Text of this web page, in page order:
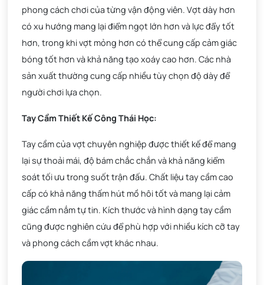
phong cách chơi của từng vận động viên. Vợt dày hơn
có xu hướng mang lại điểm ngọt lớn hơn và lực đẩy tốt
hơn, trong khi vợt mỏng hơn có thể cung cấp cảm giác
bóng tốt hơn và khả năng tạo xoáy cao hơn. Các nhà
sản xuất thường cung cấp nhiều tùy chọn độ dày để
người chơi lựa chọn.
Tay Cầm Thiết Kế Công Thái Học:
Tay cầm của vợt chuyên nghiệp được thiết kế để mang
lại sự thoải mái, độ bám chắc chắn và khả năng kiểm
soát tối ưu trong suốt trận đấu. Chất liệu tay cầm cao
cấp có khả năng thấm hút mồ hôi tốt và mang lại cảm
giác cầm nắm tự tin. Kích thước và hình dạng tay cầm
cũng được nghiên cứu để phù hợp với nhiều kích cỡ tay
và phong cách cầm vợt khác nhau.